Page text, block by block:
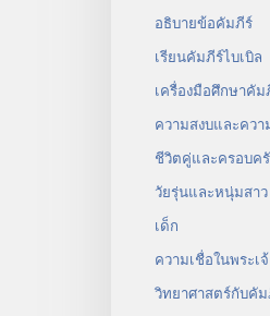
อธิบายข้อคัมภีร์
เรียนคัมภีร์ไบเบิล
เครื่องมือศึกษาคัม
ความสงบและควา
ชีวิตคู่และครอบค
วัยรุ่น​และ​หนุ่ม​สาว
เด็ก
ความเชื่อในพระเ
วิทยาศาสตร์กับคัม